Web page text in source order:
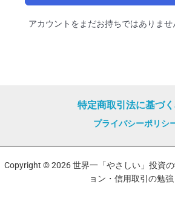
アカウントをまだお持ちではありませ
特定商取引法に基づ
プライバシーポリシ
Copyright © 2026 世界一「やさしい」投資
ョン・信用取引の勉強